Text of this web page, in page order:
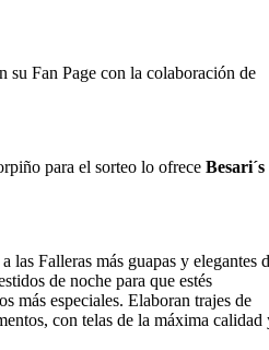
su Fan Page con la colaboración de
para el sorteo lo ofrece Besari´s
las Falleras más guapas y elegantes
de noche para que estés
más especiales. Elaboran trajes de
con telas de la máxima calidad